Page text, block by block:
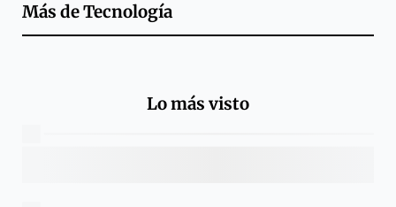
Más deTecnología
Lo más visto